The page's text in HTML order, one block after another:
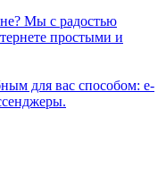
Мы с радостью
простыми и
для вас способом: e-